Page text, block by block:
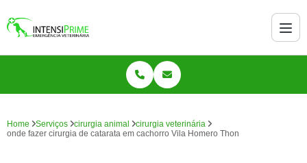
Home Serviços cirurgia animal
cirurgia veterinária
onde fazer cirurgia de catarata em cachorro Vila Homero Thon